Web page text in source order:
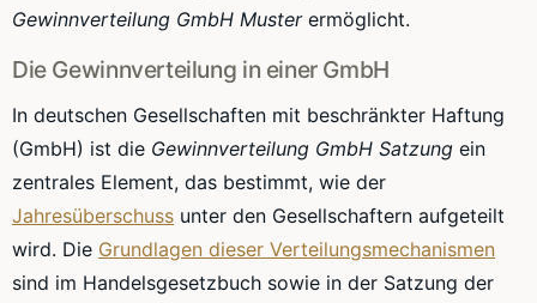
Gewinnverteilung GmbH Musterermöglicht.
Die Gewinnverteilung in einer GmbH
In deutschen Gesellschaften mit beschränkter Haftung
(GmbH) ist die Gewinnverteilung GmbH Satzung ein
zentrales Element, das bestimmt, wie der
Jahresüberschuss unter den Gesellschaftern aufgeteilt
wird. Die Grundlagen dieser Verteilungsmechanismen
sind im Handelsgesetzbuch sowie in der Satzung der